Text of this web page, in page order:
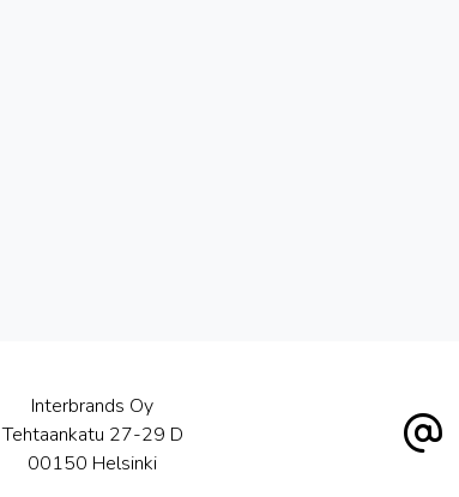
Interbrands Oy
Tehtaankatu 27-29 D
00150 Helsinki